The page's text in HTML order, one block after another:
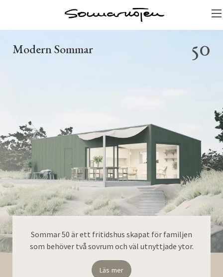
Sommar 50 är ett fritidshus skapat för familjen
som behöver två sovrum och väl utnyttjade ytor.
Läs mer
Modern Sommar 50